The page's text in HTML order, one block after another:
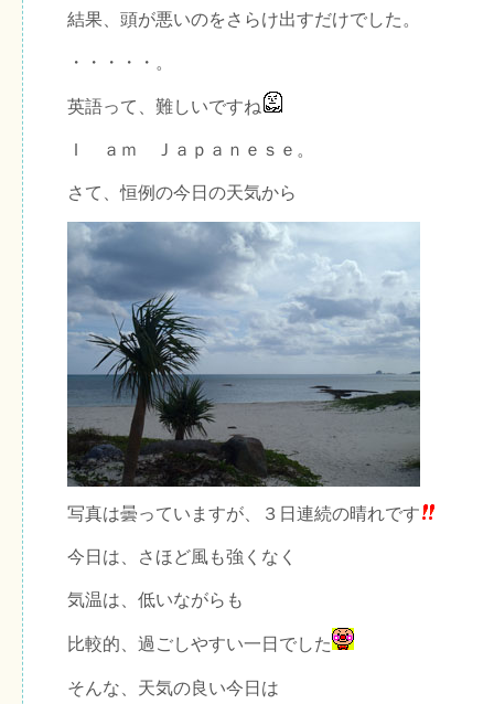
結果、頭が悪いのをさらけ出すだけでした。
・・・・・。
英語って、難しいですね
Ｉ ａｍ Ｊａｐａｎｅｓｅ。
さて、恒例の今日の天気から
写真は曇っていますが、３日連続の晴れです
今日は、さほど風も強くなく
気温は、低いながらも
比較的、過ごしやすい一日でした
そんな、天気の良い今日は